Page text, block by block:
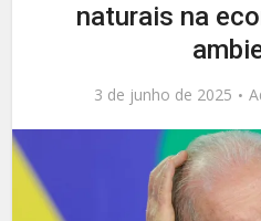
naturais na
3 de junho de 2025